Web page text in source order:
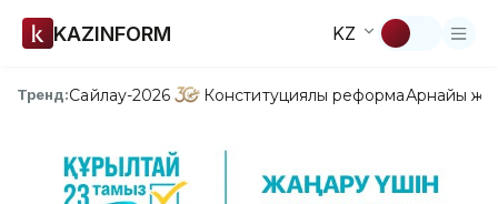
KAZINFORM KZ
Тренд:Сайлау-2026 Конституциялық реформаАрнайы